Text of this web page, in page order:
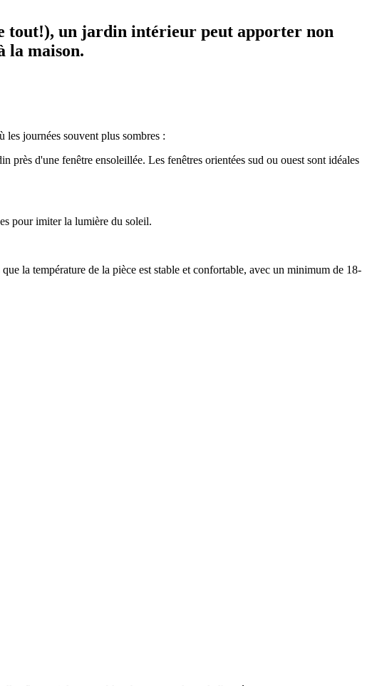
tout!), un jardin intérieur peut apporter non
la maison.
les journées souvent plus sombres :
d'une fenêtre ensoleillée. Les fenêtres orientées sud ou ouest sont idéales
pour imiter la lumière du soleil.
la température de la pièce est stable et confortable, avec un minimum de 18-